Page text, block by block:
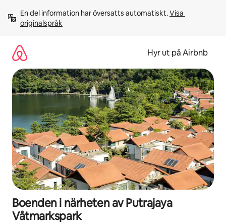
innehåll
En del information har översatts automatiskt. Visa
originalspråk
Hyr ut på Airbnb
Boenden i närheten av Putrajaya
Våtmarkspark